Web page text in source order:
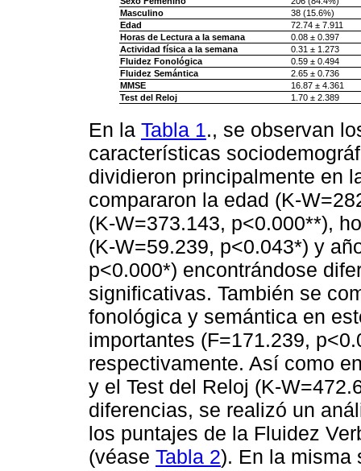
Masculino
38 (15.6%)
Edad
72.74 ± 7.911
Horas de Lectura a la semana
0.08 ± 0.397
Actividad física a la semana
0.31 ± 1.273
Fluidez Fonológica
0.59 ± 0.494
Fluidez Semántica
2.65 ± 0.736
MMSE
16.87 ± 4.361
Test del Reloj
1.70 ± 2.389
En la Tabla 1., se observan
características
dividieron principalmente en
compararon la edad (K-
(K-W=373.143, p<0.000**),
(K-W=59.239, p<0.043*) y
p<0.000*) encontrándose
significativas. También se
fonológica y semántica en
importantes (F=171.239,
respectivamente. Así como
y el Test del Reloj (K-
diferencias, se realizó un
los puntajes de la Fluidez
(véase Tabla 2). En la misma